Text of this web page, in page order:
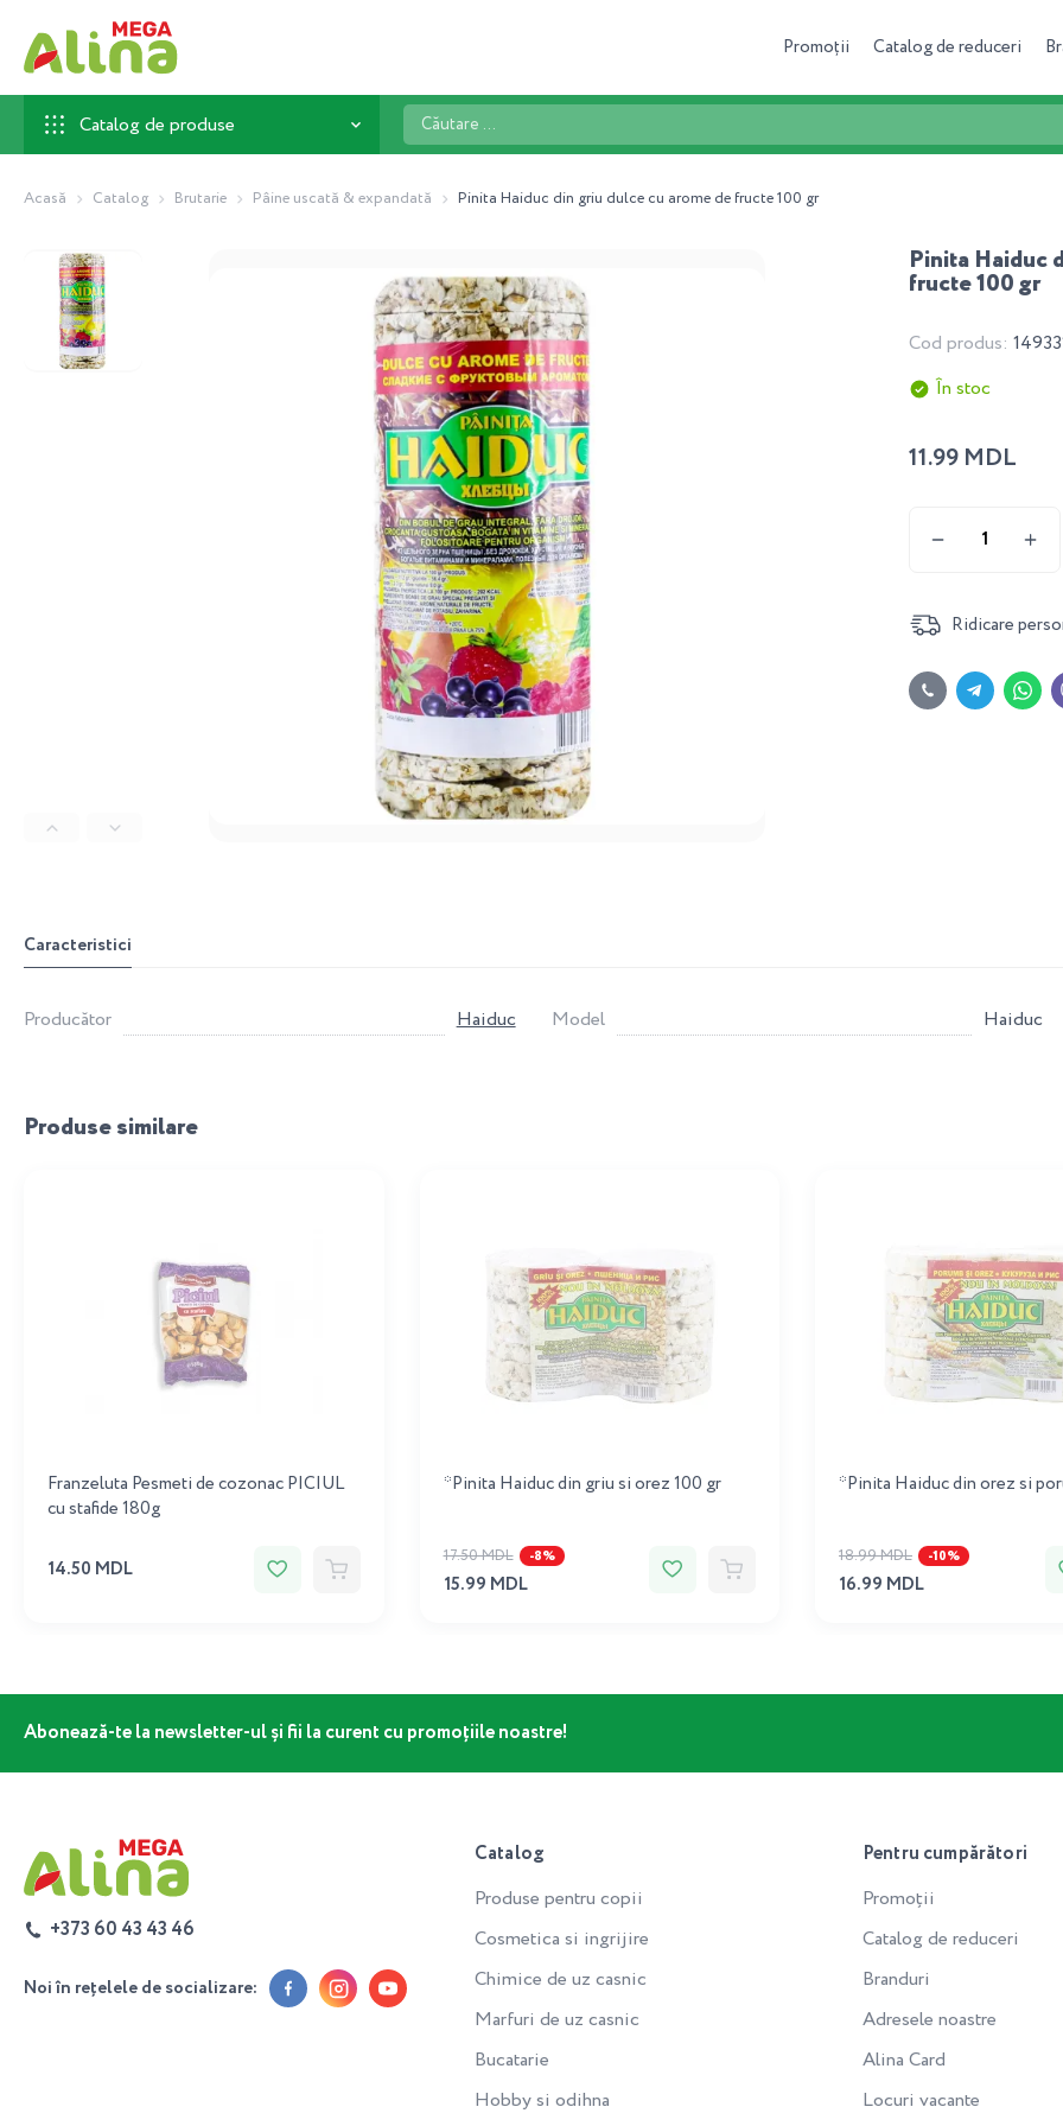
Promoții Catalog de reduceri
Catalog de produse
Căutare
...
Acasă Catalog Brutarie Pâine uscată & expandată Pinita Haiduc din griu dulce cu arome de fructe 100 gr
Pinita Haiduc
fructe 100 gr
Cod produs:
În stoc
11.99 MDL
Ridicare
Caracteristici
Producător Haiduc Model Haiduc
Produse similare
Franzeluta Pesmeti de cozonac PICIUL
cu stafide 180g
14.50 MDL
*Pinita Haiduc din griu si orez 100 gr
17.50 MDL -8%
15.99 MDL
*Pinita Haiduc din orez si
18.99 MDL -10%
16.99 MDL
Abonează-te la newsletter-ul și fii la curent cu promoțiile noastre!
+373 60 43 43 46
Noi în rețelele de socializare:
Catalog
Produse pentru copii
Cosmetica si ingrijire
Chimice de uz casnic
Marfuri de uz casnic
Bucatarie
Hobby si odihna
Pentru cumpărători
Promoții
Catalog de reduceri
Branduri
Adresele noastre
Alina Card
Locuri vacante